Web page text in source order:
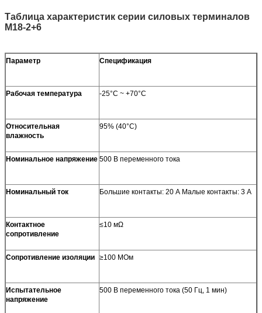
Таблица характеристик серии силовых терминалов
M18-2+6
Параметр Спецификация
Рабочая температура -25°C ~ +70°C
Относительная
влажность
95% (40°C)
Номинальное напряжение 500 В переменного тока
Номинальный ток Большие контакты: 20 А Малые контакты: 3 А
Контактное
сопротивление
≤10 мΩ
Сопротивление изоляции ≥100 МОм
Испытательное
напряжение
500 В переменного тока (50 Гц, 1 мин)